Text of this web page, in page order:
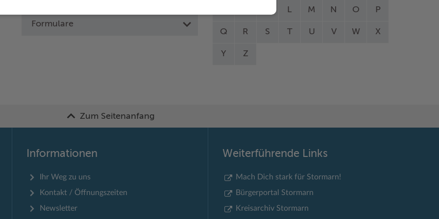
Formulare
L M N O P
Q R S T U V W X
Y Z
Zum Seitenanfang
Informationen
Ihr Weg zu uns
Kontakt / Öffnungszeiten
Newsletter
Weiterführende Links
Mach Dich stark für Stormarn!
Bürgerportal Stormarn
Kreisarchiv Stormarn